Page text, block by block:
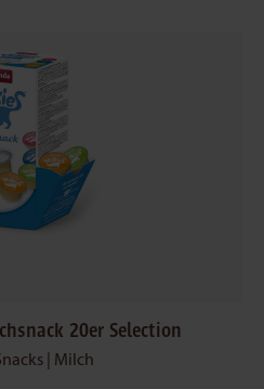
20er Selection
| Milch